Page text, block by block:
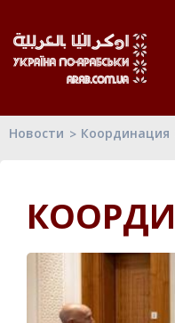
Новости Координация